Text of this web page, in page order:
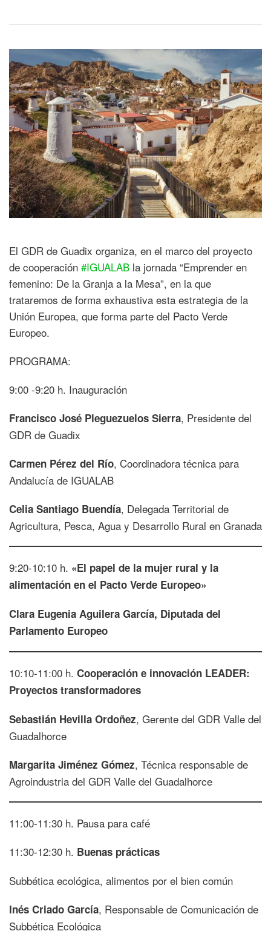
El GDR de Guadix organiza, en el marco del proyecto
de cooperación #IGUALAB la jornada “Emprender en
femenino: De la Granja a la Mesa”, en la que
trataremos de forma exhaustiva esta estrategia de la
Unión Europea, que forma parte del Pacto Verde
Europeo.
PROGRAMA:
9:00 -9:20 h. Inauguración
Francisco José Pleguezuelos Sierra, Presidente del
GDR de Guadix
Carmen Pérez del Río, Coordinadora técnica para
Andalucía de IGUALAB
Celia Santiago Buendía, Delegada Territorial de
Agricultura, Pesca, Agua y Desarrollo Rural en Granada
9:20-10:10 h. «El papel de la mujer rural y la
alimentación en el Pacto Verde Europeo»
Clara Eugenia Aguilera García, Diputada del
Parlamento Europeo
10:10-11:00 h. Cooperación e innovación LEADER:
Proyectos transformadores
Sebastián Hevilla Ordoñez, Gerente del GDR Valle del
Guadalhorce
Margarita Jiménez Gómez, Técnica responsable de
Agroindustria del GDR Valle del Guadalhorce
11:00-11:30 h. Pausa para café
11:30-12:30 h. Buenas prácticas
Subbética ecológica, alimentos por el bien común
Inés Criado García, Responsable de Comunicación de
Subbética Ecológica